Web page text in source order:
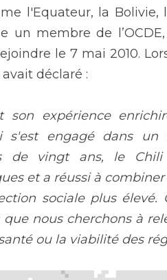
l'Equateur, la Bolivie,
un membre de
le 7 mai 2010.
déclaré :
son expérience
s'est engagé dans
de vingt ans, le
et a réussi à
sociale plus élevé.
que nous cherchons à
ou la viabilité des